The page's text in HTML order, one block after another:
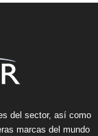
del sector, así como
marcas del mundo